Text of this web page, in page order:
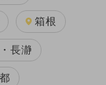
箱根
長瀞